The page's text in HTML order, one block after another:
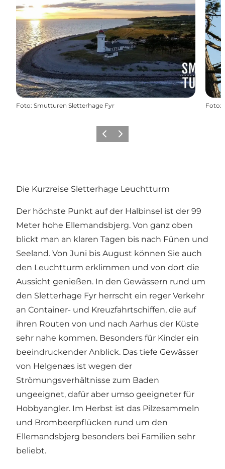
Foto: Smutturen Sletterhage Fyr Foto:
ZurückWeiter
Die Kurzreise Sletterhage Leuchtturm
Der höchste Punkt auf der Halbinsel ist der 99
Meter hohe Ellemandsbjerg. Von ganz oben
blickt man an klaren Tagen bis nach Fünen und
Seeland. Von Juni bis August können Sie auch
den Leuchtturm erklimmen und von dort die
Aussicht genießen. In den Gewässern rund um
den Sletterhage Fyr herrscht ein reger Verkehr
an Container- und Kreuzfahrtschiffen, die auf
ihren Routen von und nach Aarhus der Küste
sehr nahe kommen. Besonders für Kinder ein
beeindruckender Anblick. Das tiefe Gewässer
von Helgenæs ist wegen der
Strömungsverhältnisse zum Baden
ungeeignet, dafür aber umso geeigneter für
Hobbyangler. Im Herbst ist das Pilzesammeln
und Brombeerpflücken rund um den
Ellemandsbjerg besonders bei Familien sehr
beliebt.